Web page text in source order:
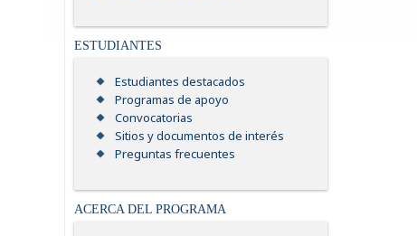
ESTUDIANTES
Estudiantes destacados
Programas de apoyo
Convocatorias
Sitios y documentos de interés
Preguntas frecuentes
ACERCA DEL PROGRAMA